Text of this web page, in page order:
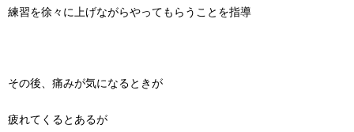
練習を徐々に上げながらやってもらうことを指導
その後、痛みが気になるときが
疲れてくるとあるが